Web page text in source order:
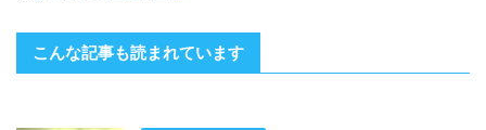
こんな記事も読まれています